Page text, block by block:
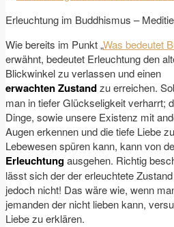
Erleuchtung im Buddhismus –
Wie bereits im Punkt „Was bedeutet
erwähnt, bedeutet Erleuchtung den
Blickwinkel zu verlassen und einen
erwachten Zustandzu erreichen.
man in tiefer Glückseligkeit verharrt;
Dinge, sowie unsere Existenz mit
Augen erkennen und die tiefe Liebe
Lebewesen spüren kann, kann von
Erleuchtungausgehen. Richtig
lässt sich der der erleuchtete Zustand
jedoch nicht! Das wäre wie, wenn
jemanden der nicht lieben kann,
Liebe zu erklären.